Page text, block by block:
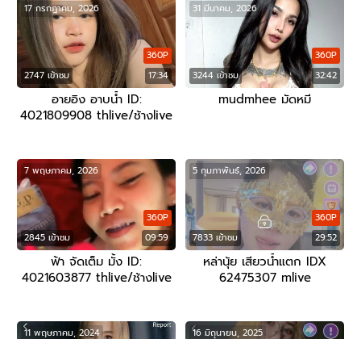
2747 เข้าชม 17:34
360P
17 กรกฎาคม, 2026
อายอิง อาบน้ำ ID:
4021809908 thlive/ช้างlive
3244 เข้าชม 32:42
360P
31 มีนาคม, 2026
mudmhee มัดหมี
2845 เข้าชม 09:59
360P
7 พฤษภาคม, 2026
ฟ้า จัดเต็ม มั้ง ID:
4021603877 thlive/ช้างlive
7833 เข้าชม 29:52
360P
5 กุมภาพันธ์, 2026
หล่านุ้ย เสียวน้ำแตก IDX
62475307 mlive
11 พฤษภาคม, 2024 16 มิถุนายน, 2025